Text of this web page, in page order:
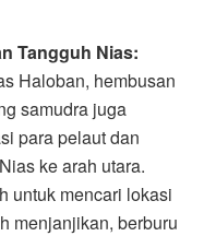
Tangguh Nias:
Haloban, hembusan
samudra juga
para pelaut dan
ke arah utara.
untuk mencari lokasi
menjanjikan, berburu